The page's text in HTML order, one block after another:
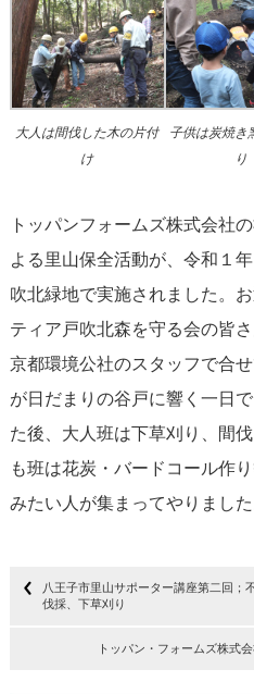
大人は間伐した木の片付
け
子供は炭焼き
り
トッパンフォームズ株式会社
よる里山保全活動が、令和１
吹北緑地で実施されました。
ティア戸吹北森を守る会の皆
京都環境公社のスタッフで合
が日だまりの谷戸に響く一日
た後、大人班は下草刈り、間
も班は花炭・バードコール作
みたい人が集まってやりました
八王子市里山サポーター講座第二回；
伐採、下草刈り
トッパン・フォームズ株式